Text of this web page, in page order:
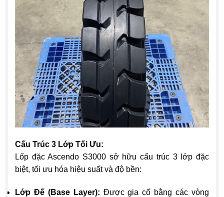
Cấu Trúc 3 Lớp Tối Ưu:
Lốp đặc Ascendo S3000 sở hữu cấu trúc 3 lớp đặc
biệt, tối ưu hóa hiệu suất và độ bền:
Lớp Đế (Base Layer): Được gia cố bằng các vòng